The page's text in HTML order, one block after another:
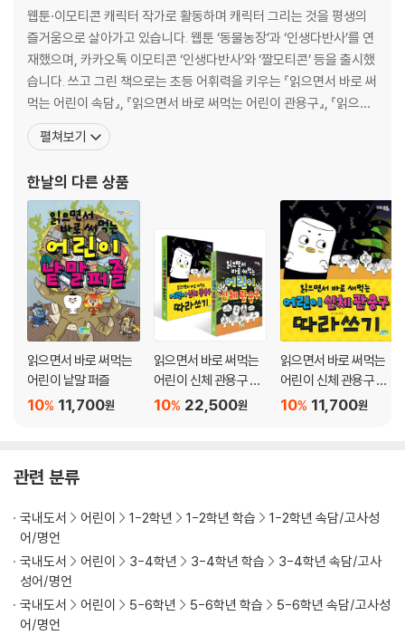
26 무아도취
27 묵묵부답
28 문전성시
29 박학다식
30 반신반의
〈ㅅ/ㅇ〉
42 설왕설래
43 속전속결
44 솔선수범
45 시시비비
46 시종일관
47 심기일전
48 십시일반
49 아연실색
50 어불성설
〈ㅈ/ㅊ〉
63 전대미문
64 전전긍긍
65 절차탁마
66 점입가경
67 주경야독
68 지지부진
69 진수성찬
70 진퇴양난
웹툰·이모티콘 캐릭터 작가로 활동하며 캐릭터 그리는 것을 평생의
즐거움으로 살아가고 있습니다. 웹툰 ‘동물농장’과 ‘인생다반사’를 연
재했으며, 카카오톡 이모티콘 ‘인생다반사’와 ‘짤모티콘’ 등을 출시했
습니다. 쓰고 그린 책으로는 초등 어휘력을 키우는 『읽으면서 바로 써
먹는 어린이 속담』, 『읽으면서 바로 써먹는 어린이 관용구』, 『읽으면
서 바로 써먹는 어린이 고사성어』, 『읽으면서 바로 써먹는 어린이 감
정 표현』과 재미있게 상식을 배우는 『읽으면서 바로 써먹는 어린이
먹는 어린이 한국사 퀴즈』, 『읽으면서 바로
펼쳐보기
한날의 다른 상품
읽으면서 바로 써먹는
어린이 낱말 퍼즐
11,700원
10%
읽으면서 바로 써먹는
어린이 신체 관용구 +
따라쓰기 세트
22,500원
10%
읽으면서 바로 써먹는
어린이 신체 관용구 따
라쓰기11,700원
10%
관련 분류
국내도서 어린이 1-2학년 1-2학년 학습
1-2학년 속담/고사성
어/명언
국내도서
어린이 3-4학년 3-4학년 학습
3-4학년 속담/고사
성어/명언
국내도서
어린이 5-6학년 5-6학년 학습
5-6학년 속담/고사성
어/명언